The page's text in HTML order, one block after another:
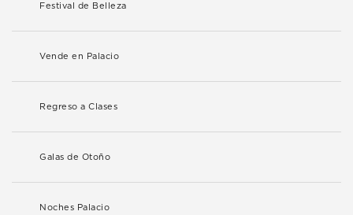
Festival de Belleza
Vende en Palacio
Regreso a Clases
Galas de Otoño
Noches Palacio